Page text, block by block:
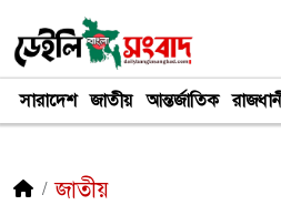
সারাদেশ জাতীয় আন্তর্জাতিক
জাতীয়